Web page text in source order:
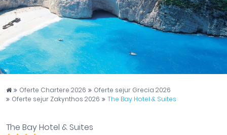
Captain Travel
Oferte Chartere 2026
Oferte sejur Grecia 2026
Oferte sejur Zakynthos 2026
The Bay Hotel & Suites
The Bay Hotel & Suites